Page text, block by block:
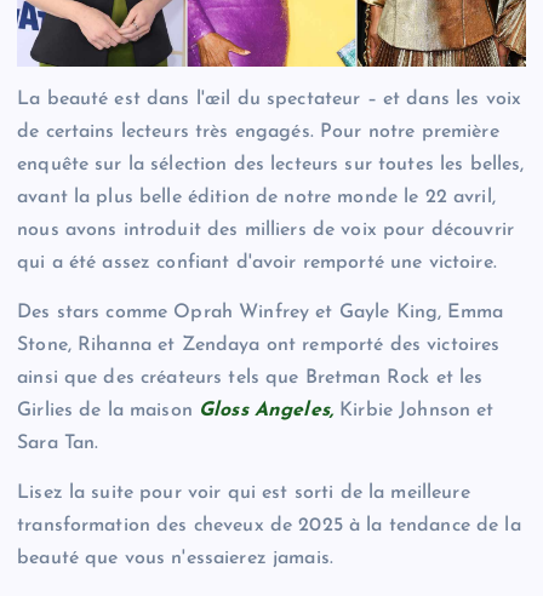
La beauté est dans l'œil du spectateur – et dans les voix
de certains lecteurs très engagés. Pour notre première
enquête sur la sélection des lecteurs sur toutes les belles,
avant la plus belle édition de notre monde le 22 avril,
nous avons introduit des milliers de voix pour découvrir
qui a été assez confiant d'avoir remporté une victoire.
Des stars comme Oprah Winfrey et Gayle King, Emma
Stone, Rihanna et Zendaya ont remporté des victoires
ainsi que des créateurs tels que Bretman Rock et les
Girlies de la maison Gloss Angeles, Kirbie Johnson et
Sara Tan.
Lisez la suite pour voir qui est sorti de la meilleure
transformation des cheveux de 2025 à la tendance de la
beauté que vous n'essaierez jamais.